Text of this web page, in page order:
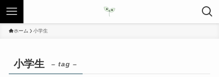
ホーム 小学生
小学生 – tag –